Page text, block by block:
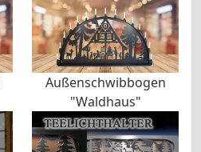
Außenschwibbogen
"Waldhaus"